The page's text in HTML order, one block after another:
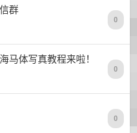
群
0
马体写真教程来啦！
0
0